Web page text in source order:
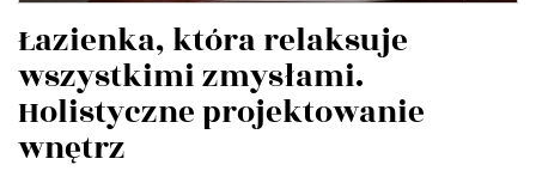
Łazienka, która relaksuje
wszystkimi zmysłami.
Holistyczne projektowanie
wnętrz